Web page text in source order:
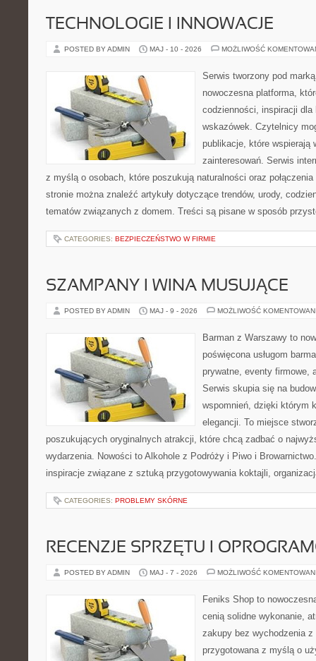
TECHNOLOGIE I INNOWACJE
POSTED BY ADMIN MAJ - 10 - 2026 MOŻLIWOŚĆ
Serwis tworzony pod
nowoczesna platforma,
codzienności, inspiracji
wskazówek. Czytelnicy
publikacje, które wspierają
zainteresowań. Serwis
z myślą o osobach, które poszukują naturalności oraz
stronie można znaleźć artykuły dotyczące trendów, urody,
tematów związanych z domem. Treści są pisane w sposób
CATEGORIES: BEZPIECZEŃSTWO W FIRMIE
SZAMPANY I WINA MUSUJĄCE
POSTED BY ADMIN MAJ - 9 - 2026 MOŻLIWOŚĆ
Barman z Warszawy to
poświęcona usługom
prywatne, eventy firmowe,
Serwis skupia się na
wspomnień, dzięki którym
elegancji. To miejsce
poszukujących oryginalnych atrakcji, które chcą zadbać o
wydarzenia. Nowości to Alkohole z Podróży i Piwo i
inspiracje związane z sztuką przygotowywania koktajli,
CATEGORIES: PROBLEMY SKÓRNE
RECENZJE SPRZĘTU I
POSTED BY ADMIN MAJ - 7 - 2026 MOŻLIWOŚĆ
Feniks Shop to
cenią solidne wykonanie,
zakupy bez wychodzenia z
przygotowana z myślą o